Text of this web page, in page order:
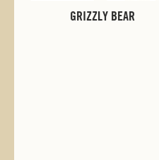
GRIZZLY BEAR